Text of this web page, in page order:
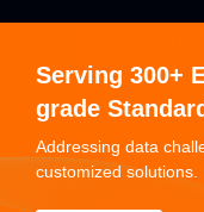
Serving 300+
grade
Addressing data
customized solutions.